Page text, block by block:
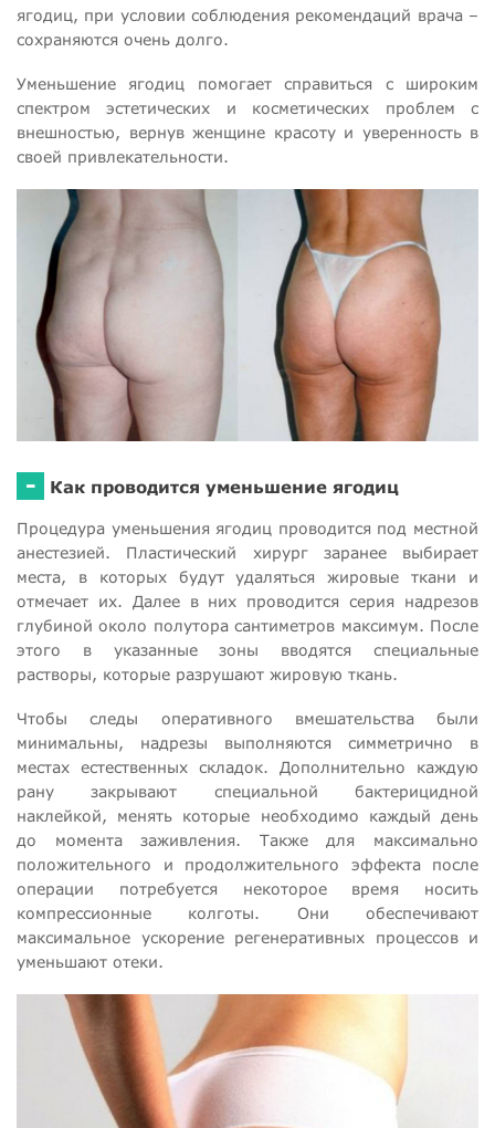
ягодиц, при условии соблюдения рекомендаций врача –
сохраняются очень долго.
Уменьшение ягодиц помогает справиться с широким
спектром эстетических и косметических проблем с
внешностью, вернув женщине красоту и уверенность в
своей привлекательности.
- Как проводится уменьшение ягодиц
Процедура уменьшения ягодиц проводится под местной
анестезией. Пластический хирург заранее выбирает
места, в которых будут удаляться жировые ткани и
отмечает их. Далее в них проводится серия надрезов
глубиной около полутора сантиметров максимум. После
этого в указанные зоны вводятся специальные
растворы, которые разрушают жировую ткань.
Чтобы следы оперативного вмешательства были
минимальны, надрезы выполняются симметрично в
местах естественных складок. Дополнительно каждую
рану закрывают специальной бактерицидной
наклейкой, менять которые необходимо каждый день
до момента заживления. Также для максимально
положительного и продолжительного эффекта после
операции потребуется некоторое время носить
компрессионные колготы. Они обеспечивают
максимальное ускорение регенеративных процессов и
уменьшают отеки.